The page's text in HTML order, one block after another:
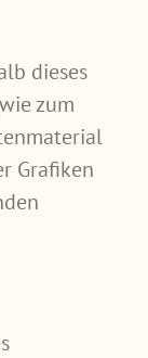
dieses
zum
Grafiken